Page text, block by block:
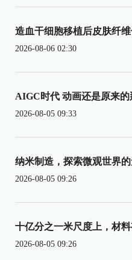
造血干细胞移植后皮肤纤
2026-08-06 02:30
AIGC时代 动画还是原来的
2026-08-05 09:33
纳米制造，探索微观世界
2026-08-05 09:26
十亿分之一米尺度上，材
2026-08-05 09:26